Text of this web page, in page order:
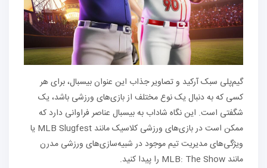
گیم‌پلی سبک آرکید و تصاویر جذاب این عنوان بیسبال، برای هر
کسی که به دنبال یک نوع مختلف از بازی‌های ورزشی باشد، یک
شگفتی است. این نگاه شاداب به بیسبال عناصر فراوانی دارد که
ممکن است در بازی‌های ورزشی کلاسیک مانند MLB Slugfest یا
ویژگی‌های مدیریت تیم موجود در شبیه‌سازی‌های ورزشی مدرن
مانند MLB: The Show را پیدا کنید.